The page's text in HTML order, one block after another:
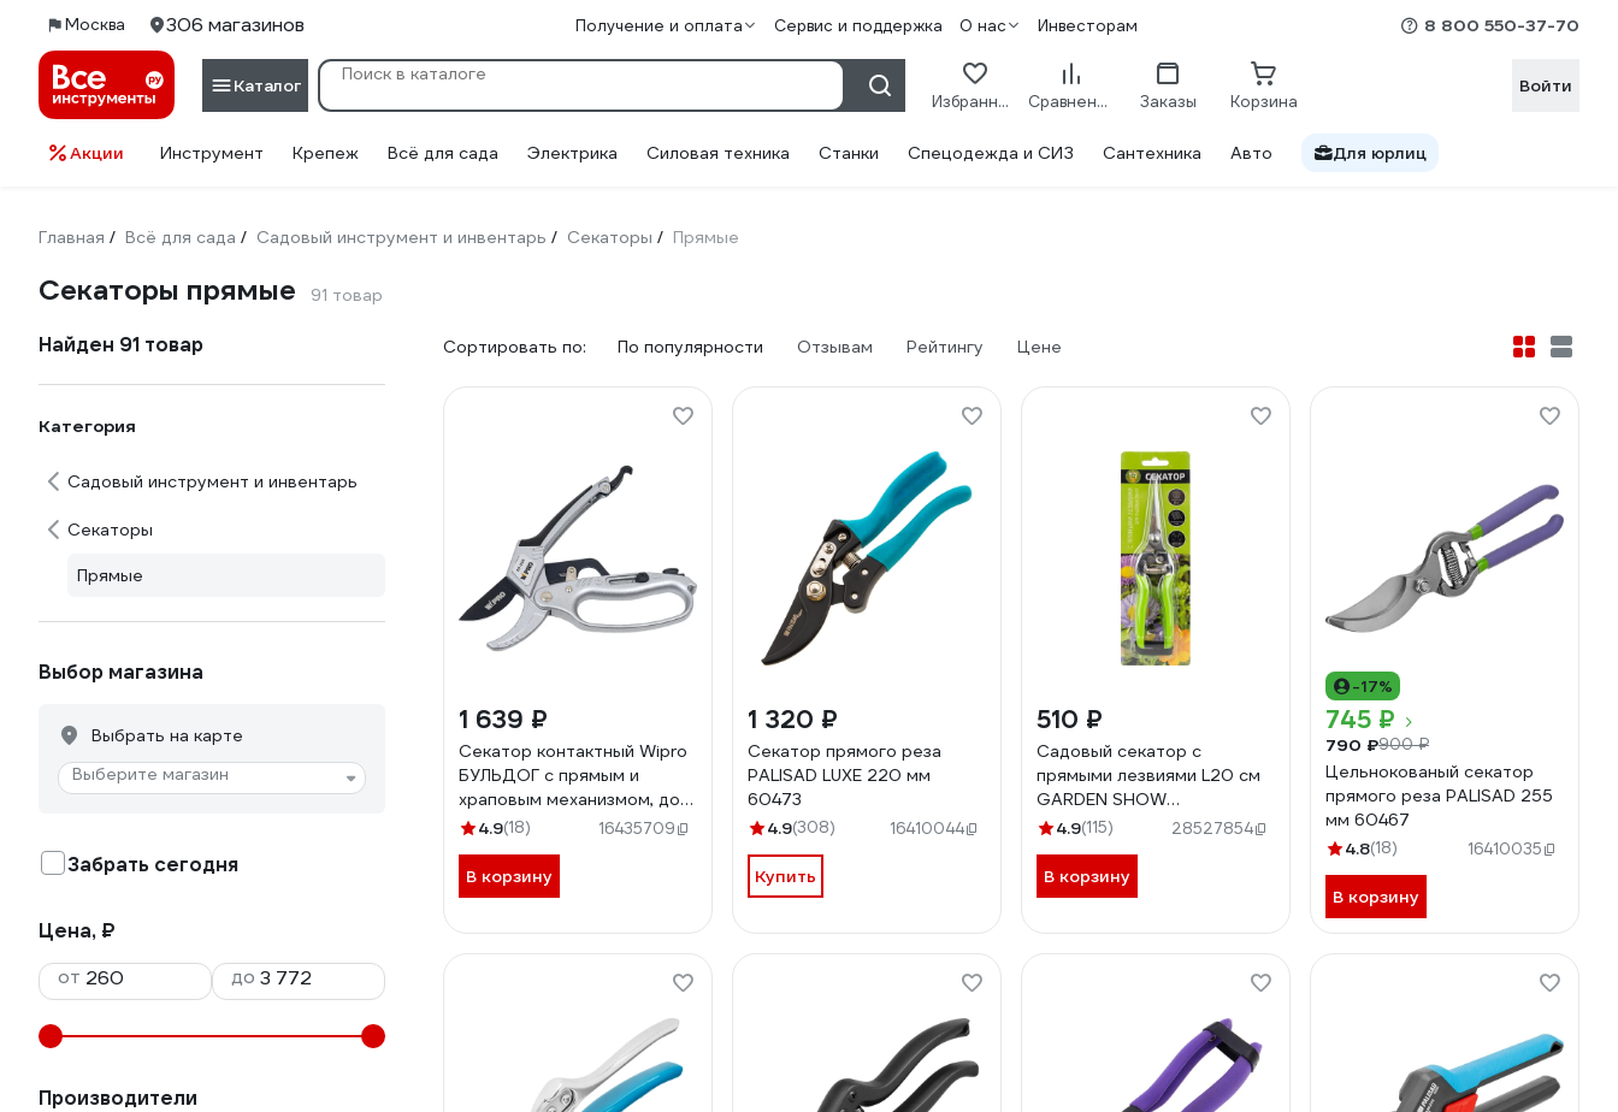
Москва 306 магазинов Получение и оплата Сервис и поддержка О нас Инвесторам 8 800 550-37-70
Каталог
Избранное Сравнение Заказы Корзина
Войти
Акции Инструмент Крепеж Всё для сада Электрика Силовая техника Станки Спецодежда и СИЗ Сантехника Авто Для юрлиц
Главная / Всё для сада / Садовый инструмент и инвентарь / Секаторы / Прямые
Секаторы прямые 91 товар
Найден 91 товар
Категория
Садовый инструмент и инвентарь
Секаторы
Прямые
Выбор магазина
Выбрать на карте
Выберите магазин
Забрать сегодня
Цена, ₽
от
до
Производители
Сортировать по: По популярности Отзывам Рейтингу Цене
1 639 ₽
Секатор контактный Wipro
БУЛЬДОГ с прямым и
храповым механизмом, до
24мм 07-220
4.9(18) 16435709
В корзину
1 320 ₽
Секатор прямого реза
PALISAD LUXE 220 мм
60473
4.9(308) 16410044
Купить
510 ₽
Садовый секатор с
прямыми лезвиями L20 см
GARDEN SHOW
ПТ000002869 266184
4.9(115) 28527854
В корзину
-17%
745 ₽
790 ₽900 ₽
Цельнокованый секатор
прямого реза PALISAD 255
мм 60467
4.8(18) 16410035
В корзину